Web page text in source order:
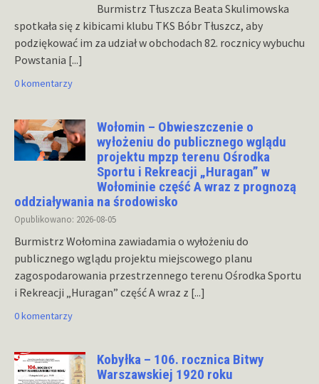
Burmistrz Tłuszcza Beata Skulimowska
spotkała się z kibicami klubu TKS Bóbr Tłuszcz, aby
podziękować im za udział w obchodach 82. rocznicy wybuchu
Powstania [...]
0 komentarzy
Wołomin – Obwieszczenie o
wyłożeniu do publicznego wglądu
projektu mpzp terenu Ośrodka
Sportu i Rekreacji „Huragan” w
Wołominie część A wraz z prognozą
oddziaływania na środowisko
Opublikowano: 2026-08-05
Burmistrz Wołomina zawiadamia o wyłożeniu do
publicznego wglądu projektu miejscowego planu
zagospodarowania przestrzennego terenu Ośrodka Sportu
i Rekreacji „Huragan” część A wraz z [...]
0 komentarzy
Kobyłka – 106. rocznica Bitwy
Warszawskiej 1920 roku